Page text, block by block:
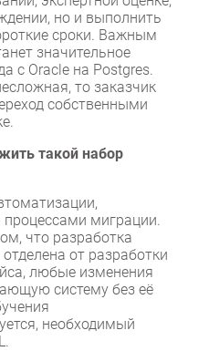
но и выполнить
сроки. Важным
значительное
с Oracle на Postgres.
то заказчик
собственными
такой набор
миграции.
что разработка
от разработки
любые изменения
систему без её
необходимый